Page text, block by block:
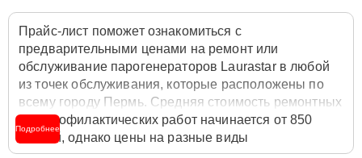
Прайс-лист поможет ознакомиться с
предварительными ценами на ремонт или
обслуживание парогенераторов Laurastar в любой
из точек обслуживания, которые расположены по
всему городу Пермь. Средняя стоимость ремонтных
или профилактических работ начинается от 850
рублей, однако цены на разные виды
комплектующих могут различаться. Полную
Подробнее